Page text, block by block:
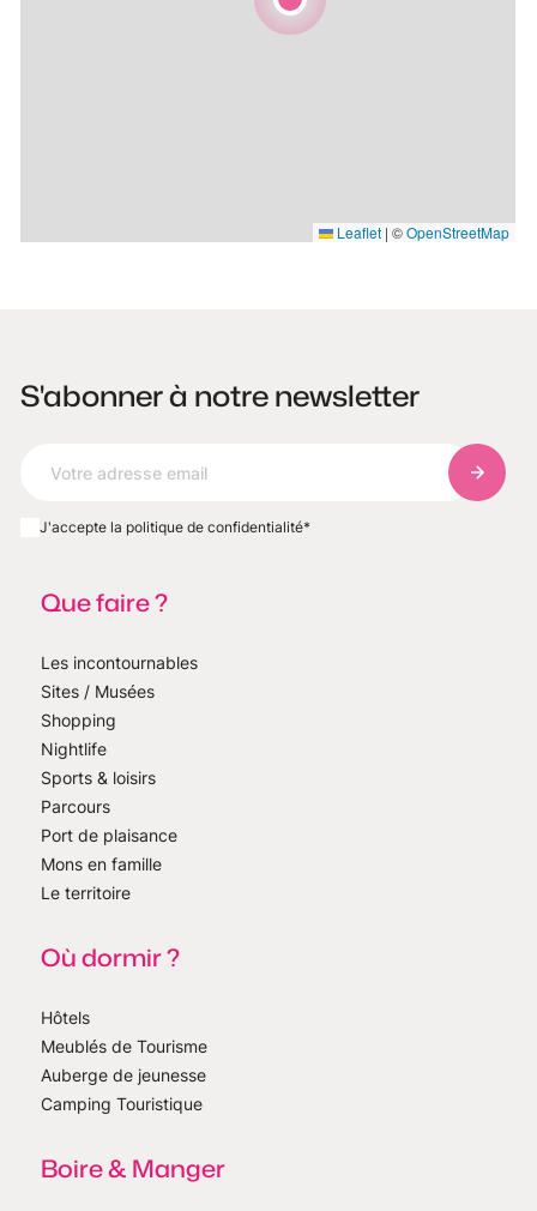
Leaflet | ©OpenStreetMap
S'abonner à notre newsletter
J'accepte la politique de confidentialité*
Que faire ?
Les incontournables
Sites / Musées
Shopping
Nightlife
Sports & loisirs
Parcours
Port de plaisance
Mons en famille
Le territoire
Où dormir ?
Hôtels
Meublés de Tourisme
Auberge de jeunesse
Camping Touristique
Boire & Manger